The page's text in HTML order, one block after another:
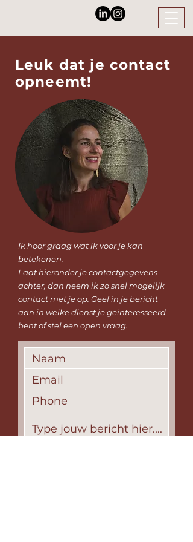
Leuk dat je contact
opneemt!
Ik hoor graag wat ik voor je kan
betekenen.
Laat hieronder je contactgegevens
achter, dan neem ik zo snel mogelijk
contact met je op. Geef in je bericht
aan in welke dienst je geïnteresseerd
bent of stel een open vraag.